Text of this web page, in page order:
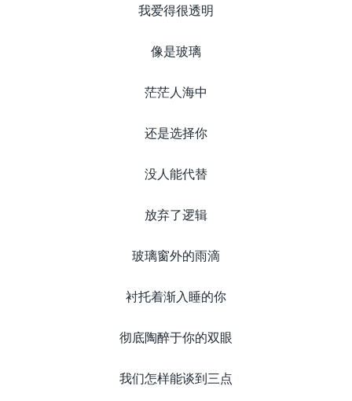
我爱得很透明
像是玻璃
茫茫人海中
还是选择你
没人能代替
放弃了逻辑
玻璃窗外的雨滴
衬托着渐入睡的你
彻底陶醉于你的双眼
我们怎样能谈到三点